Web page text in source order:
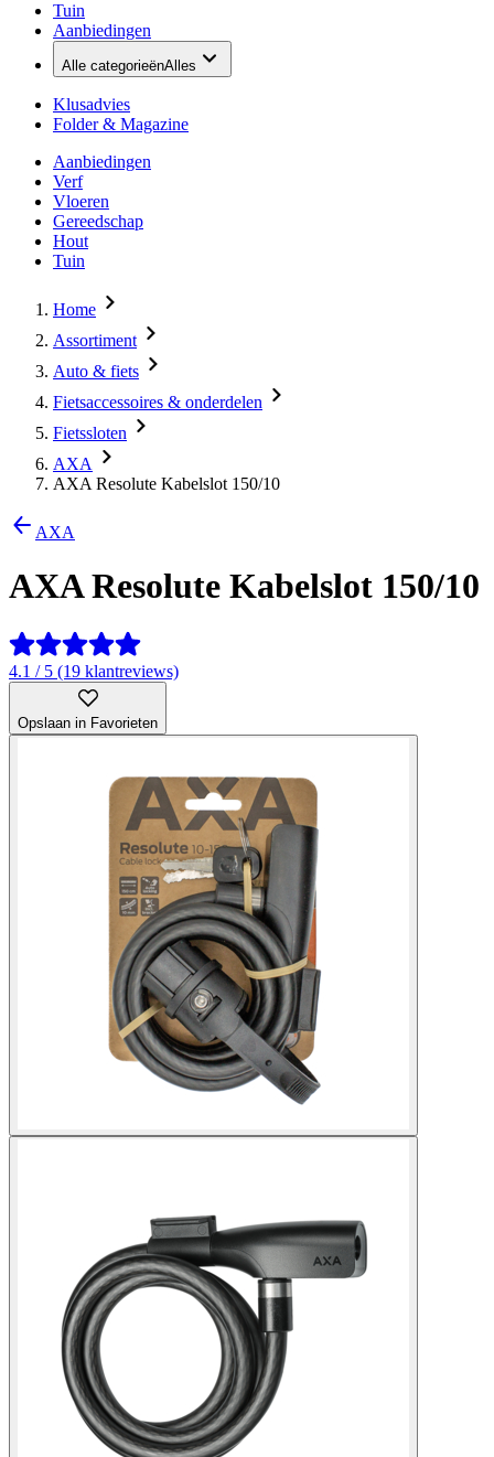
Tuin
Aanbiedingen
Alle categorieënAlles
Klusadvies
Folder & Magazine
Aanbiedingen
Verf
Vloeren
Gereedschap
Hout
Tuin
Home
Assortiment
Auto & fiets
Fietsaccessoires & onderdelen
Fietssloten
AXA
AXA Resolute Kabelslot 150/10
AXA
AXA Resolute Kabelslot 150/10
4.1 / 5 (19 klantreviews)
Opslaan in Favorieten